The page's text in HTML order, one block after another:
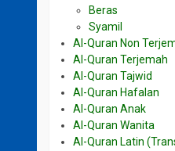
Beras
Syamil
Al-Quran Non
Al-Quran Terjemah
Al-Quran Tajwid
Al-Quran Hafalan
Al-Quran Anak
Al-Quran Wanita
Al-Quran Latin